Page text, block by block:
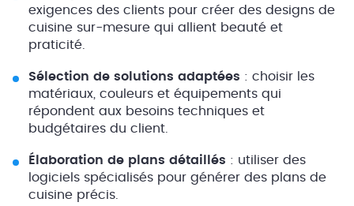
exigences des clients pour créer des designs de
cuisine sur-mesure qui allient beauté et
praticité.
Sélection de solutions adaptées : choisir les
matériaux, couleurs et équipements qui
répondent aux besoins techniques et
budgétaires du client.
Élaboration de plans détaillés : utiliser des
logiciels spécialisés pour générer des plans de
cuisine précis.